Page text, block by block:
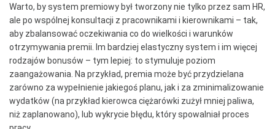
Warto, by system premiowy był tworzony nie tylko przez sam HR,
ale po wspólnej konsultacji z pracownikami i kierownikami – tak,
aby zbalansować oczekiwania co do wielkości i warunków
otrzymywania premii. Im bardziej elastyczny system i im więcej
rodzajów bonusów – tym lepiej: to stymuluje poziom
zaangażowania. Na przykład, premia może być przydzielana
zarówno za wypełnienie jakiegoś planu, jak i za zminimalizowanie
wydatków (na przykład kierowca ciężarówki zużył mniej paliwa,
niż zaplanowano), lub wykrycie błędu, który spowalniał proces